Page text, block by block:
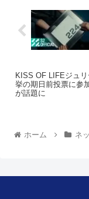
KISS OF LIFEジュ
挙の期日前投票に
が話題に
ホーム ネ